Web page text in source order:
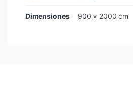
Dimensiones 900 × 2000 cm